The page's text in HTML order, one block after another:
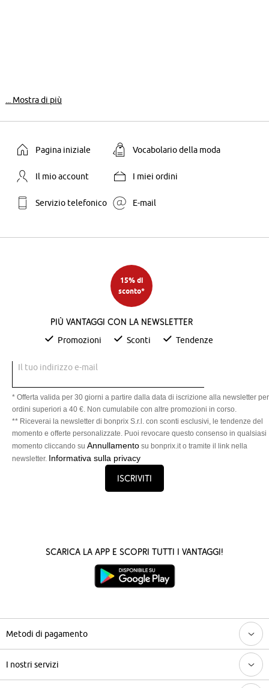
... Mostra di più
Pagina iniziale Vocabolario della moda
Il mio account I miei ordini
Servizio telefonico E-mail
15% di
sconto*
Più vantaggi con la newsletter
Promozioni Sconti Tendenze
Il tuo indirizzo e-mail
* Offerta valida per 30 giorni a partire dalla data di iscrizione alla newsletter per
ordini superiori a 40 €. Non cumulabile con altre promozioni in corso.
** Riceverai la newsletter di bonprix S.r.l. con sconti esclusivi, le tendenze del
momento e offerte personalizzate. Puoi revocare questo consenso in qualsiasi
momento cliccando su Annullamento su bonprix.it o tramite il link nella
newsletter. Informativa sulla privacy
Iscriviti
Scarica la App e scopri tutti i vantaggi!
Metodi di pagamento
I nostri servizi